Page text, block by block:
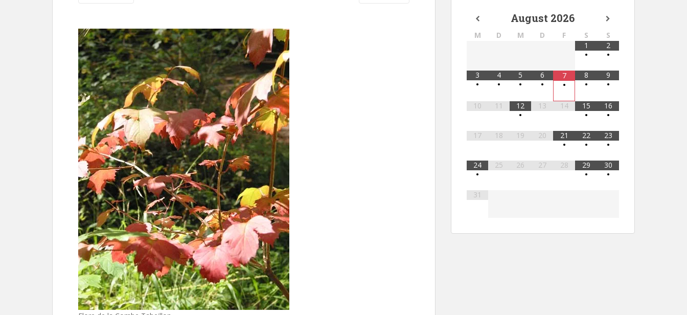
August 2026
M D M D F S
S
1
•
2
•
3
•
4
•
5
•
6
•
7
•
8
•
9
•
10 11
12
•
13 14
15
•
16
•
17 18 19 20
21
•
22
•
23
•
24
•
25 26 27 28
29
•
30
•
31